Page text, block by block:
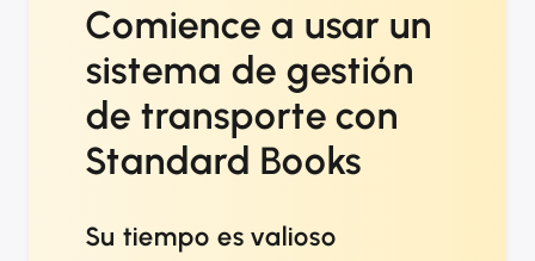
Comience a usar un
sistema de gestión
de transporte con
Standard Books
Su tiempo es valioso